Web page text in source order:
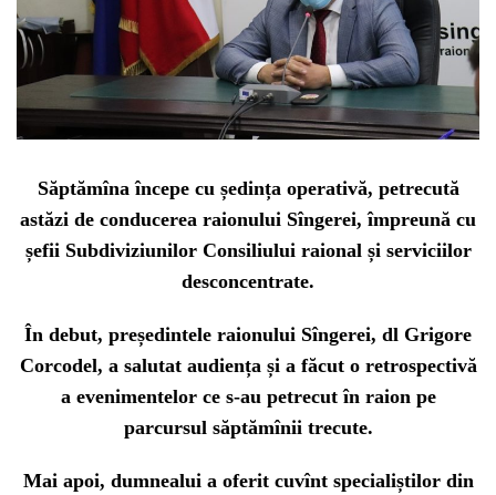
Săptămîna începe cu ședința operativă, petrecută
astăzi de conducerea raionului Sîngerei, împreună cu
șefii Subdiviziunilor Consiliului raional și serviciilor
desconcentrate.
În debut, președintele raionului Sîngerei, dl Grigore
Corcodel, a salutat audiența și a făcut o retrospectivă
a evenimentelor ce s-au petrecut în raion pe
parcursul săptămînii trecute.
Mai apoi, dumnealui a oferit cuvînt specialiștilor din